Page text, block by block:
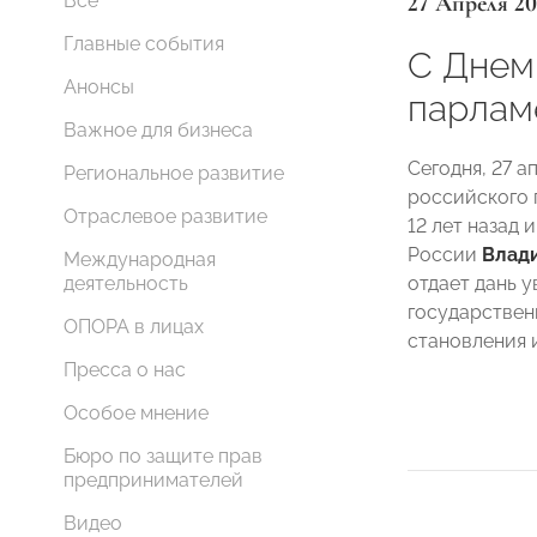
Главные события
Анонсы
Важное для бизнеса
Региональное развитие
Отраслевое развитие
Международная
деятельность
ОПОРА в лицах
Пресса о нас
Особое мнение
Бюро по защите прав
предпринимателей
Видео
С Днем
Сегодня, 27
российского
12 лет назад
России
отдает дань
становления